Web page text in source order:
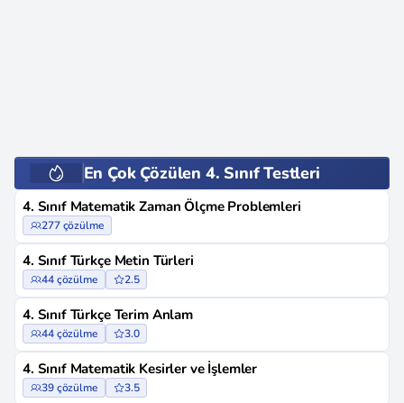
En Çok Çözülen 4. Sınıf Testleri
4. Sınıf Matematik Zaman Ölçme Problemleri
277 çözülme
4. Sınıf Türkçe Metin Türleri
44 çözülme 2.5
4. Sınıf Türkçe Terim Anlam
44 çözülme 3.0
4. Sınıf Matematik Kesirler ve İşlemler
39 çözülme 3.5